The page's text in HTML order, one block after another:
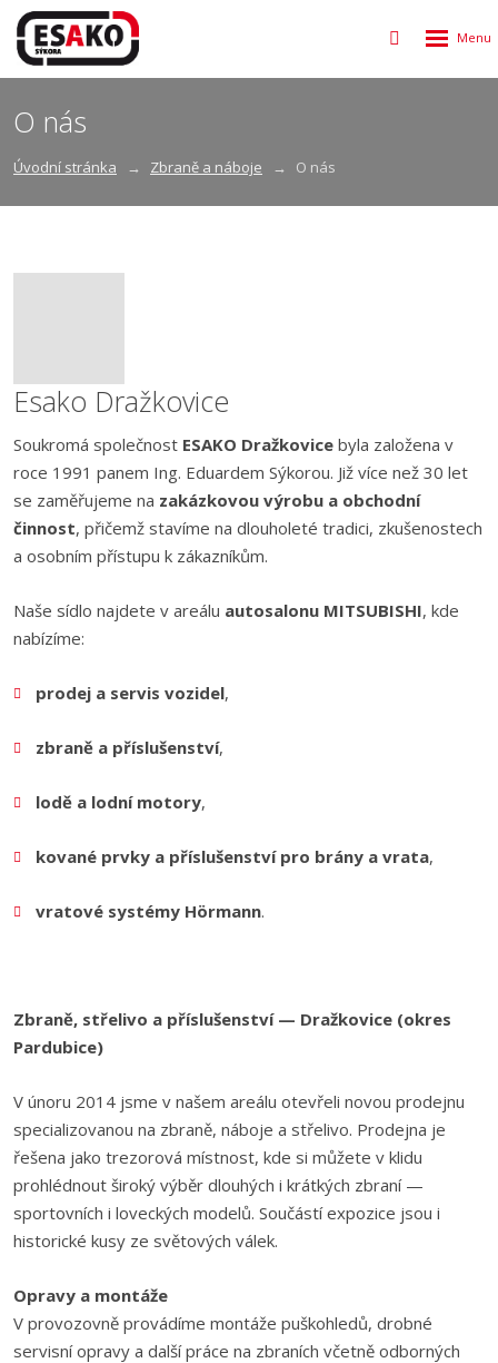
Vyhledávání
Rozbalení
O nás
Úvodní stránka Zbraně a náboje O nás
Esako Dražkovice
Soukromá společnost ESAKO Dražkovice byla založena v
roce 1991 panem Ing. Eduardem Sýkorou. Již více než 30 let
se zaměřujeme na zakázkovou výrobu a obchodní
činnost, přičemž stavíme na dlouholeté tradici, zkušenostech
a osobním přístupu k zákazníkům.
Naše sídlo najdete v areálu autosalonu MITSUBISHI, kde
nabízíme:
prodej a servis vozidel,
zbraně a příslušenství,
lodě a lodní motory,
kované prvky a příslušenství pro brány a vrata,
vratové systémy Hörmann.
Zbraně, střelivo a příslušenství — Dražkovice (okres
Pardubice)
V únoru 2014 jsme v našem areálu otevřeli novou prodejnu
specializovanou na zbraně, náboje a střelivo. Prodejna je
řešena jako trezorová místnost, kde si můžete v klidu
prohlédnout široký výběr dlouhých i krátkých zbraní —
sportovních i loveckých modelů. Součástí expozice jsou i
historické kusy ze světových válek.
Opravy a montáže
V provozovně provádíme montáže puškohledů, drobné
servisní opravy a další práce na zbraních včetně odborných